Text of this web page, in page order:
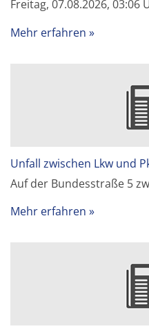
Freitag, 07.08.2026, 03:06
Mehr erfahren
Unfall zwischen Lkw und
Auf der Bundesstraße 5
Mehr erfahren